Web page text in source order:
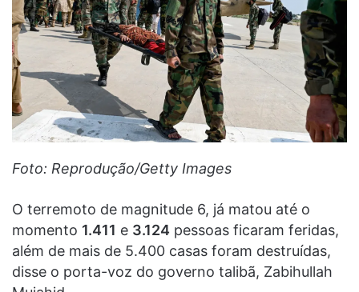
Foto: Reprodução/Getty Images
O terremoto de magnitude 6, já matou até o
momento 1.411 e 3.124 pessoas ficaram feridas,
além de mais de 5.400 casas foram destruídas,
disse o porta-voz do governo talibã, Zabihullah